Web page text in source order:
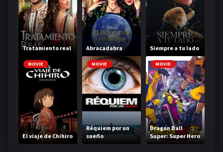
Tratamiento real Abracadabra Siempre a tu lado
MOVIE
El viaje de Chihiro
MOVIE
Réquiem por un
sueño
MOVIE
Dragon Ball
Super: Super Hero